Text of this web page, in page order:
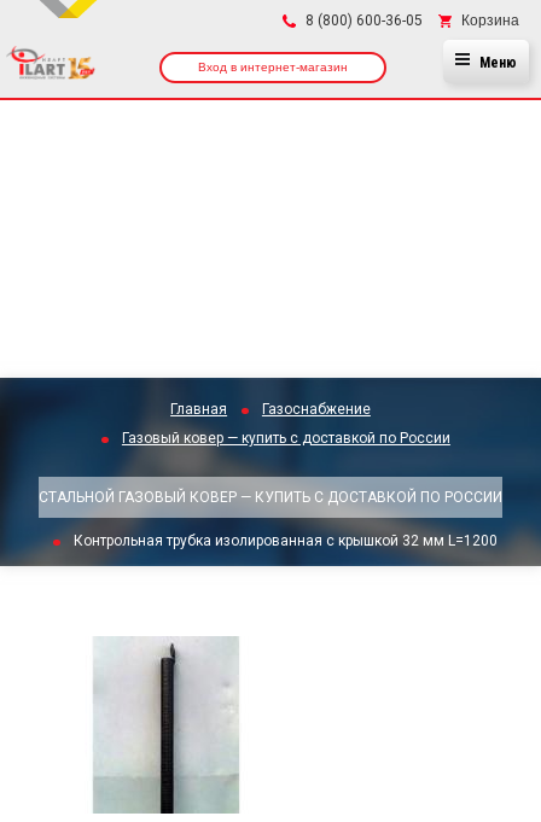
8 (800) 600-36-05 Корзина
Вход в интернет-магазин Меню
Главная
Газоснабжение
Газовый ковер — купить с доставкой по России
СТАЛЬНОЙ ГАЗОВЫЙ КОВЕР — КУПИТЬ С ДОСТАВКОЙ ПО РОССИИ
Контрольная трубка изолированная с крышкой 32 мм L=1200
×